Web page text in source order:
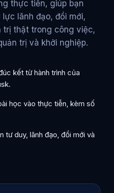
thực tiễn, giúp bạn
lãnh đạo, đổi mới,
trị thật trong công việc,
trị và khởi nghiệp.
kết từ hành trình của
học vào thực tiễn, kèm số
tư duy, lãnh đạo, đổi mới và